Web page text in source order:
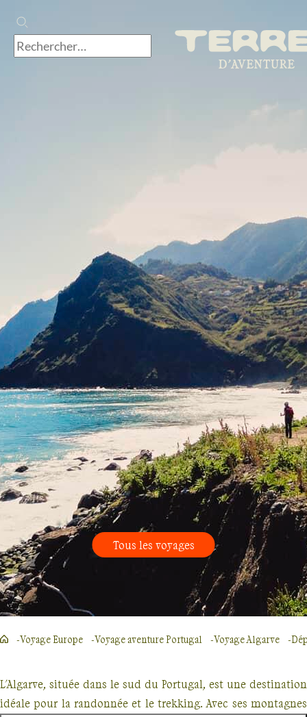
Tous les voyages
Voyage Europe Voyage aventure Portugal Voyage Algarve
L'Algarve, située dans le sud du Portugal, est une destination
idéale pour la randonnée et le trekking. Avec ses montagnes